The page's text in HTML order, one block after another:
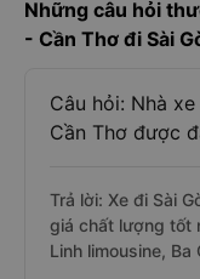
Những câu hỏi
- Cần Thơ đi Sài
Câu hỏi: Nhà
Cần Thơ được
Trả lời: Xe đi Sài
giá chất lượng tốt
Linh limousine, Ba